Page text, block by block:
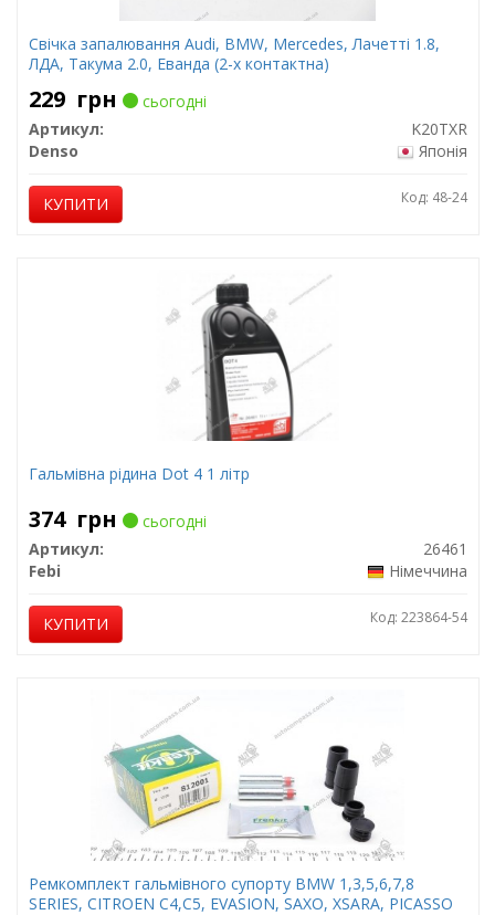
Свічка запалювання Audi, BMW, Mercedes, Лачетті 1.8,
ЛДА, Такума 2.0, Еванда (2-х контактна)
229 грн
сьогодні
Артикул:
K20TXR
Denso
Японія
КУПИТИ Код: 48-24
Гальмівна рідина Dot 4 1 літр
374 грн
сьогодні
Артикул:
26461
Febi
Німеччина
КУПИТИ Код: 223864-54
Ремкомплект гальмівного супорту BMW 1,3,5,6,7,8
SERIES, CITROEN C4,C5, EVASION, SAXO, XSARA, PICASSO